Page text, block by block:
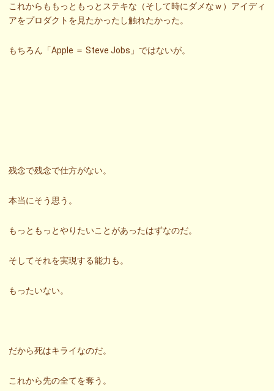
これからももっともっとステキな（そして時にダメなｗ）アイディ
アをプロダクトを見たかったし触れたかった。
もちろん「Apple ＝ Steve Jobs」ではないが。
残念で残念で仕方がない。
本当にそう思う。
もっともっとやりたいことがあったはずなのだ。
そしてそれを実現する能力も。
もったいない。
だから死はキライなのだ。
これから先の全てを奪う。